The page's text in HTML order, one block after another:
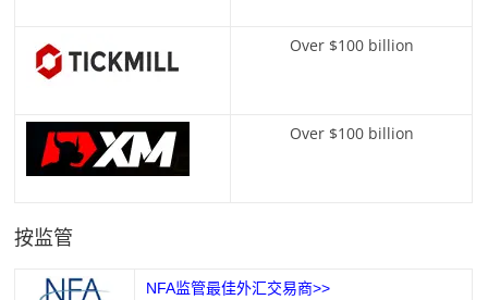
Over $100 billion
Over $100 billion
按监管
NFA监管最佳外汇交易商>>